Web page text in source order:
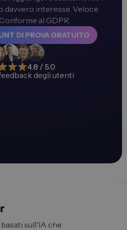
davvero interesse. Veloce.
al GDPR.
DI PROVA GRATUITO
4.8 / 5.0
degli utenti
sull'IA che